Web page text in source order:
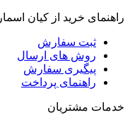
راهنمای خرید از کیان
ثبت سفارش
روش‌ های ارسال
پیگیری سفارش
راهنمای پرداخت
خدمات مشتریان